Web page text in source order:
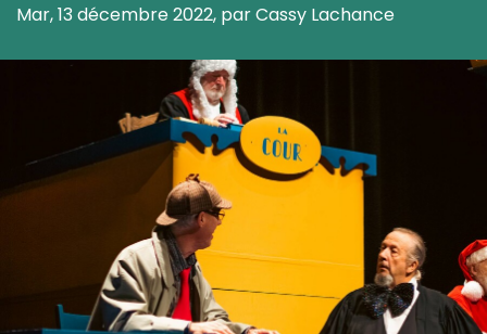
Mar, 13 décembre 2022, par Cassy Lachance